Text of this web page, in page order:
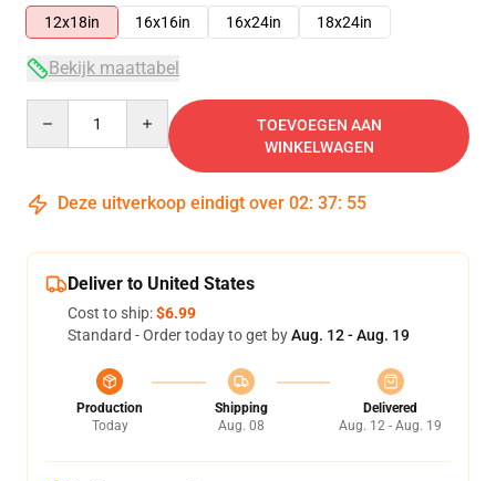
12x18in
16x16in 16x24in 18x24in
Bekijk maattabel
TOEVOEGEN AAN
WINKELWAGEN
Deze uitverkoop eindigt over 02: 37: 54
Deliver to United States
Cost to ship:$6.99
Standard - Order today to get byAug. 12 - Aug. 19
Production
Today
Shipping
Aug. 08
Delivered
Aug. 12 - Aug. 19